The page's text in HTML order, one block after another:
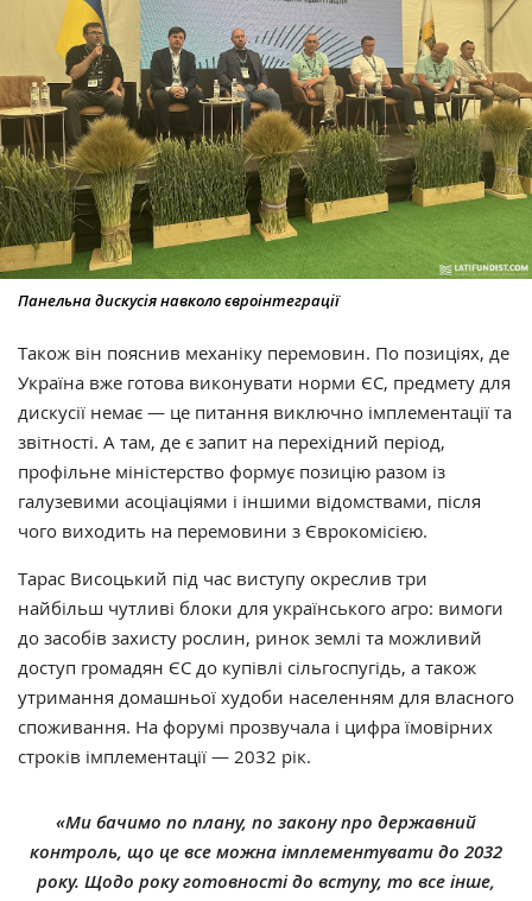
Панельна дискусія навколо євроінтеграції
Також він пояснив механіку перемовин. По позиціях, де
Україна вже готова виконувати норми ЄС, предмету для
дискусії немає — це питання виключно імплементації та
звітності. А там, де є запит на перехідний період,
профільне міністерство формує позицію разом із
галузевими асоціаціями і іншими відомствами, після
чого виходить на перемовини з Єврокомісією.
Тарас Висоцький під час виступу окреслив три
найбільш чутливі блоки для українського агро: вимоги
до засобів захисту рослин, ринок землі та можливий
доступ громадян ЄС до купівлі сільгоспугідь, а також
утримання домашньої худоби населенням для власного
споживання. На форумі прозвучала і цифра їмовірних
строків імплементації — 2032 рік.
«Ми бачимо по плану, по закону про державний
контроль, що це все можна імплементувати до 2032
року. Щодо року готовності до вступу, то все інше,